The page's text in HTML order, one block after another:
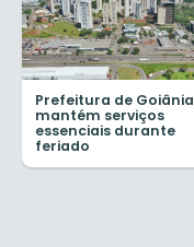
Prefeitura de Goiânia
mantém serviços
essenciais durante
feriado